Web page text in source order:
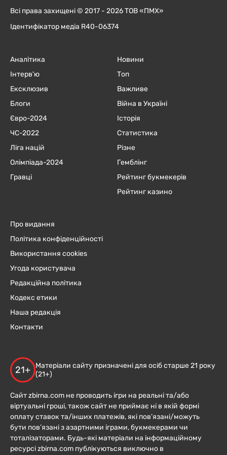
Всі права захищені © 2017 - 2026 ТОВ «ПМХ»
Ідентифікатор медіа R40-06374
Аналітика
Інтерв'ю
Ексклюзив
Блоги
Євро-2024
ЧC-2022
Ліга націй
Олімпіада-2024
Гравці
Новини
Топ
Важливе
Війна в Україні
Історія
Статистика
Різне
Гемблінг
Рейтинг букмекерів
Рейтинг казино
Про видання
Політика конфіденційності
Використання cookies
Угода користувача
Редакційна політика
Кодекс етики
Наша редакція
Контакти
21+
Матеріали сайту призначені для осіб старше 21 року
(21+)
Сайт zbirna.com не проводить ігри на реальні та/або
віртуальні гроші, також сайт не приймає ні в якій формі
оплату ставок та/інших платежів, які пов’язані/можуть
бути пов’язані з азартними іграми, букмекерами чи
тоталізаторами. Будь-які матеріали на інформаційному
ресурсі zbirna.com публікуються виключно в